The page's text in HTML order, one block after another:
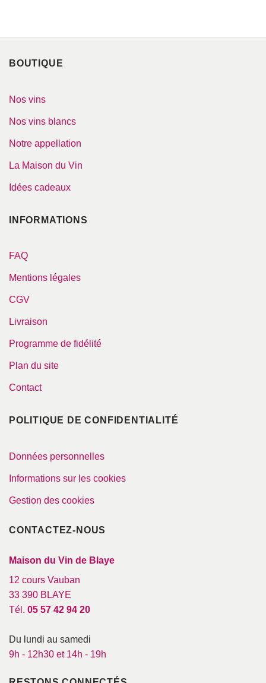
BOUTIQUE
Nos vins
Nos vins blancs
Notre appellation
La Maison du Vin
Idées cadeaux
INFORMATIONS
FAQ
Mentions légales
CGV
Livraison
Programme de fidélité
Plan du site
Contact
POLITIQUE DE CONFIDENTIALITÉ
Données personnelles
Informations sur les cookies
Gestion des cookies
CONTACTEZ-NOUS
Maison du Vin de Blaye
12 cours Vauban
33 390 BLAYE
Tél. 05 57 42 94 20
Du lundi au samedi
9h - 12h30 et 14h - 19h